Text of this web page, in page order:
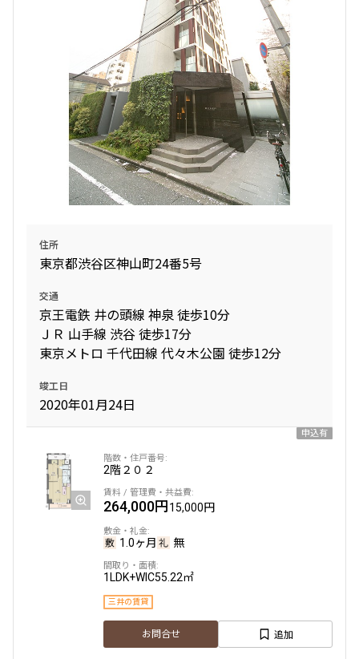
住所
東京都渋谷区神山町24番5号
交通
京王電鉄 井の頭線 神泉 徒歩10分
ＪＲ 山手線 渋谷 徒歩17分
東京メトロ 千代田線 代々木公園 徒歩12分
竣工日
2020年01月24日
申込有
2階２０２
264,000円15,000円
1.0ヶ月 無
1LDK+WIC55.22㎡
三井の賃貸
お問合せ 追加